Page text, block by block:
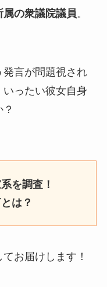
属の衆議院議員 。
発言が問題視され
ったい彼女自身
を調査！
は？
お届けします！